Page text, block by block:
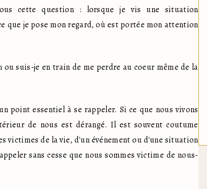
cette question : lorsque je vis une situation
je pose mon regard, où est portée mon attention
suis-je en train de me perdre au coeur même de la
point essentiel à se rappeler. Si ce que nous vivons
de nous est dérangé. Il est souvent coutume
victimes de la vie, d'un événement ou d'une situation
sans cesse que nous sommes victime de nous-